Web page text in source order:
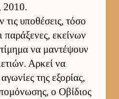
2010.
υποθέσεις, τόσο
παράξενες, εκεί­νων
να μαντέψουν
Αρ­κεί να
της εξορίας,
ο Οβίδιος